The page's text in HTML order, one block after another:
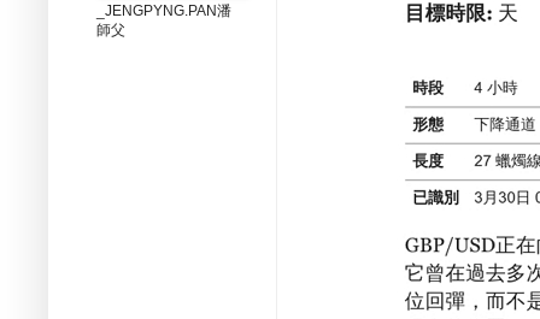
_JENGPYNG.PAN潘
師父